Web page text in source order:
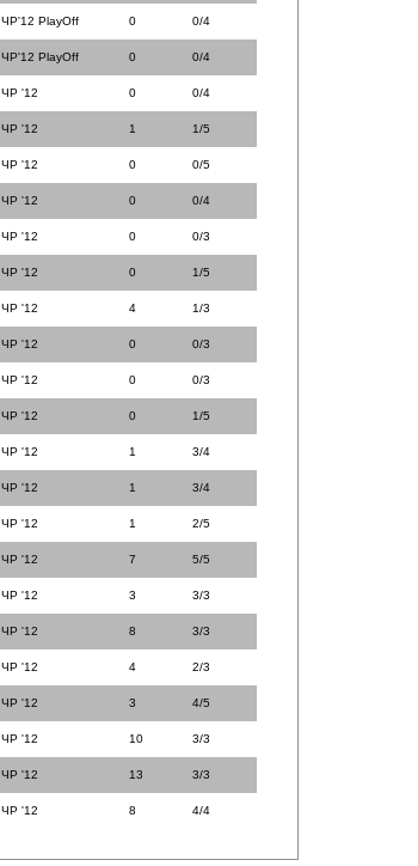
ЧР'12 PlayOff 0 0/4
ЧР'12 PlayOff 0 0/4
ЧР '12 0 0/4
ЧР '12 1 1/5
ЧР '12 0 0/5
ЧР '12 0 0/4
ЧР '12 0 0/3
ЧР '12 0 1/5
ЧР '12 4 1/3
ЧР '12 0 0/3
ЧР '12 0 0/3
ЧР '12 0 1/5
ЧР '12 1 3/4
ЧР '12 1 3/4
ЧР '12 1 2/5
ЧР '12 7 5/5
ЧР '12 3 3/3
ЧР '12 8 3/3
ЧР '12 4 2/3
ЧР '12 3 4/5
ЧР '12 10 3/3
ЧР '12 13 3/3
ЧР '12 8 4/4